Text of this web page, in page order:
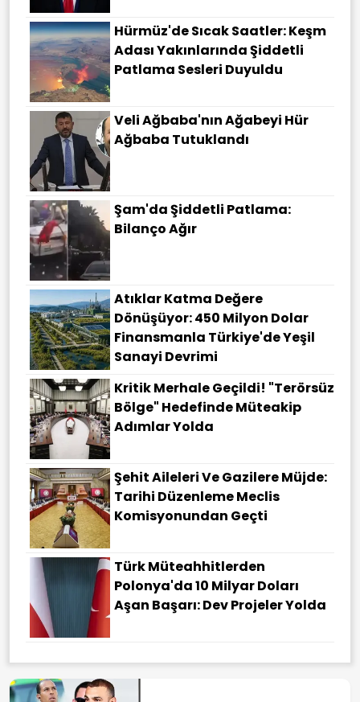
Hürmüz'de Sıcak Saatler: Keşm
Adası Yakınlarında Şiddetli
Patlama Sesleri Duyuldu
Veli Ağbaba'nın Ağabeyi Hür
Ağbaba Tutuklandı
Şam'da Şiddetli Patlama:
Bilanço Ağır
Atıklar Katma Değere
Dönüşüyor: 450 Milyon Dolar
Finansmanla Türkiye'de Yeşil
Sanayi Devrimi
Kritik Merhale Geçildi! "Terörsüz
Bölge" Hedefinde Müteakip
Adımlar Yolda
Şehit Aileleri Ve Gazilere Müjde:
Tarihi Düzenleme Meclis
Komisyonundan Geçti
Türk Müteahhitlerden
Polonya'da 10 Milyar Doları
Aşan Başarı: Dev Projeler Yolda